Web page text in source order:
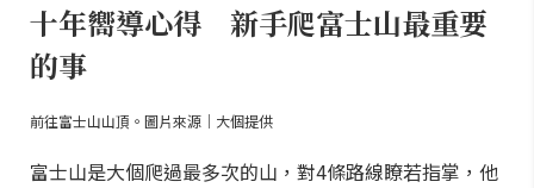
十年嚮導心得 新手爬富士山最重要
的事
前往富士山山頂。圖片來源｜大個提供
富士山是大個爬過最多次的山，對4條路線瞭若指掌，他